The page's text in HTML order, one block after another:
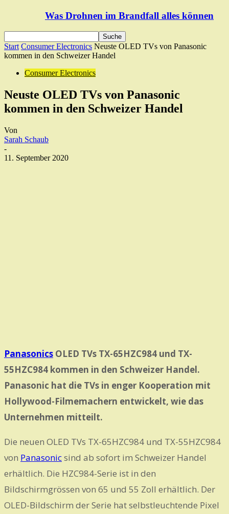
Was Drohnen im Brandfall alles können
Start Consumer Electronics Neuste OLED TVs von Panasonic
kommen in den Schweizer Handel
Consumer Electronics
Neuste OLED TVs von Panasonic
kommen in den Schweizer Handel
Von
Sarah Schaub
-
11. September 2020
Panasonics OLED TVs TX-65HZC984 und TX-
55HZC984 kommen in den Schweizer Handel.
Panasonic hat die TVs in enger Kooperation mit
Hollywood-Filmemachern entwickelt, wie das
Unternehmen mitteilt.
Die neuen OLED TVs TX-65HZC984 und TX-55HZC984
von Panasonicsind ab sofort im Schweizer Handel
erhältlich. Die HZC984-Serie ist in den
Bildschirmgrössen von 65 und 55 Zoll erhältlich. Der
OLED-Bildschirm der Serie hat selbstleuchtende Pixel